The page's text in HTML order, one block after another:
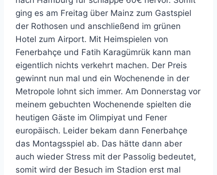
ging es am Freitag über Mainz zum Gastspiel
der Rothosen und anschließend im grünen
Hotel zum Airport. Mit Heimspielen von
Fenerbahçe und Fatih Karagümrük kann man
eigentlich nichts verkehrt machen. Der Preis
gewinnt nun mal und ein Wochenende in der
Metropole lohnt sich immer. Am Donnerstag vor
meinem gebuchten Wochenende spielten die
heutigen Gäste im Olimpiyat und Fener
europäisch. Leider bekam dann Fenerbahçe
das Montagsspiel ab. Das hätte dann aber
auch wieder Stress mit der Passolig bedeutet,
somit wird der Besuch im Stadion erst mal